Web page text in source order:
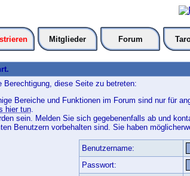
Mitglieder Forum
diese Seite zu betreten:
Bereiche und Funktionen im Forum sind nur für
hier tun.
sein. Melden Sie sich gegebenenfalls ab und
Benutzern vorbehalten sind. Sie haben
Benutzername:
Passwort: